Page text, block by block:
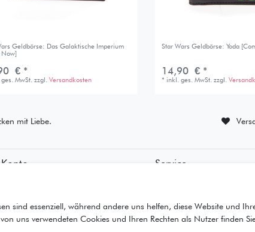
Geldbörse: Das Galaktische Imperium
Now]
€ *
MwSt. zzgl.Versandkosten
Star Wars Geldbörse: Yoda
14,90 € *
* inkl. ges. MwSt. zzgl.
mit Liebe.
Service
• AGB
• Impressum
sind essenziell, während andere uns helfen, diese Website und
uns verwendeten Cookies und Ihren Rechten als Nutzer finden